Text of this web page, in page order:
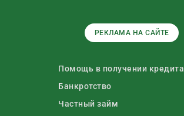
РЕКЛАМА НА САЙТЕ
Помощь в получении кредита
Банкротство
Частный займ